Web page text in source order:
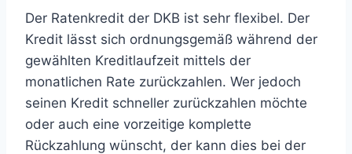
Der Ratenkredit der DKB ist sehr flexibel. Der
Kredit lässt sich ordnungsgemäß während der
gewählten Kreditlaufzeit mittels der
monatlichen Rate zurückzahlen. Wer jedoch
seinen Kredit schneller zurückzahlen möchte
oder auch eine vorzeitige komplette
Rückzahlung wünscht, der kann dies bei der